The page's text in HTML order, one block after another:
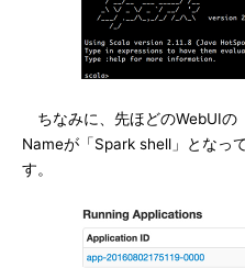
ちなみに、先ほどのWebUIの
Nameが「Spark shell」となっ
す。